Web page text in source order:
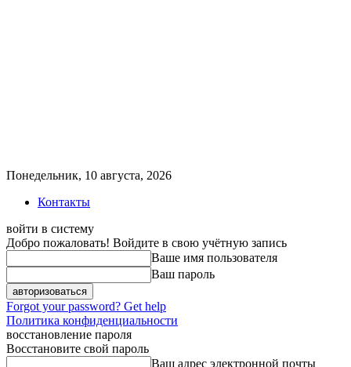
Понедельник, 10 августа, 2026
Контакты
войти в систему
Добро пожаловать! Войдите в свою учётную запись
Ваше имя пользователя
Ваш пароль
Forgot your password? Get help
Политика конфиденциальности
восстановление пароля
Восстановите свой пароль
Ваш адрес электронной почты